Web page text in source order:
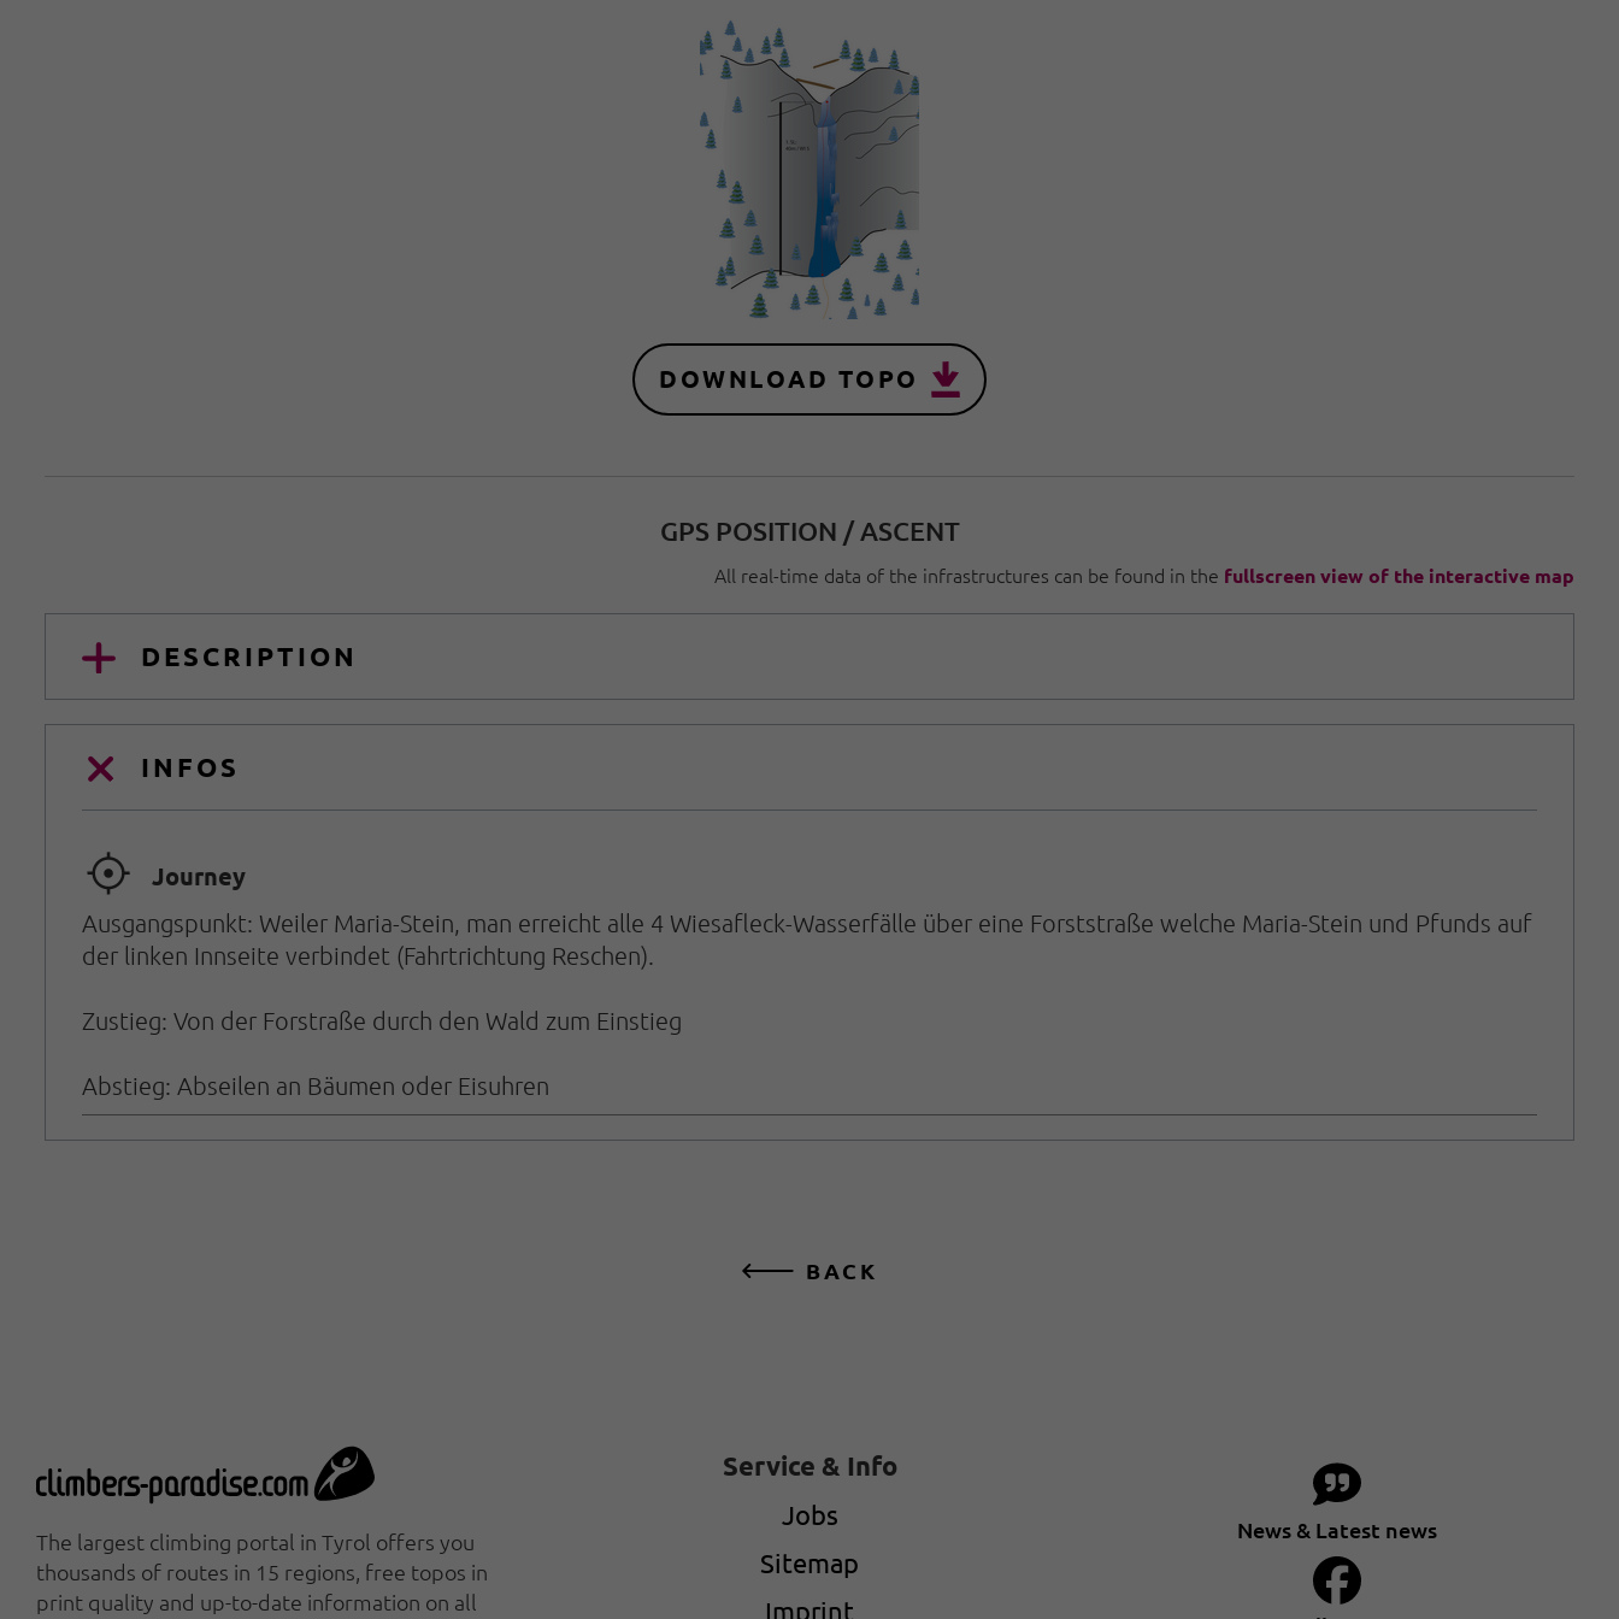
DOWNLOAD TOPO
GPS POSITION / ASCENT
All real-time data of the infrastructures can be found in the fullscreen view of the interactive map
DESCRIPTION
INFOS
🞞 Journey
Ausgangspunkt: Weiler Maria-Stein, man erreicht alle 4 Wiesafleck-Wasserfälle über eine Forststraße welche Maria-Stein und Pfunds auf
der linken Innseite verbindet (Fahrtrichtung Reschen).
Zustieg: Von der Forstraße durch den Wald zum Einstieg
Abstieg: Abseilen an Bäumen oder Eisuhren
BACK
The largest climbing portal in Tyrol offers you
thousands of routes in 15 regions, free topos in
print quality and up-to-date information on all
Service & Info
Jobs
Sitemap
Imprint
News & Latest news